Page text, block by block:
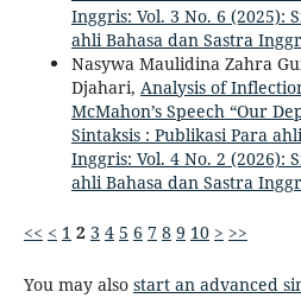
Inggris: Vol. 3 No. 6 (2025):
ahli Bahasa dan Sastra
Nasywa Maulidina Zahra
Djahari, Analysis of
McMahon’s Speech “Our
Sintaksis : Publikasi Para
Inggris: Vol. 4 No. 2 (2026):
ahli Bahasa dan Sastra
<< < 1 2 3 4 5 6 7 8 9 10 > >>
You may also start an advanced